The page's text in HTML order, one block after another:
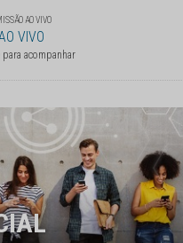
AO VIVO
VIVO
acompanhar